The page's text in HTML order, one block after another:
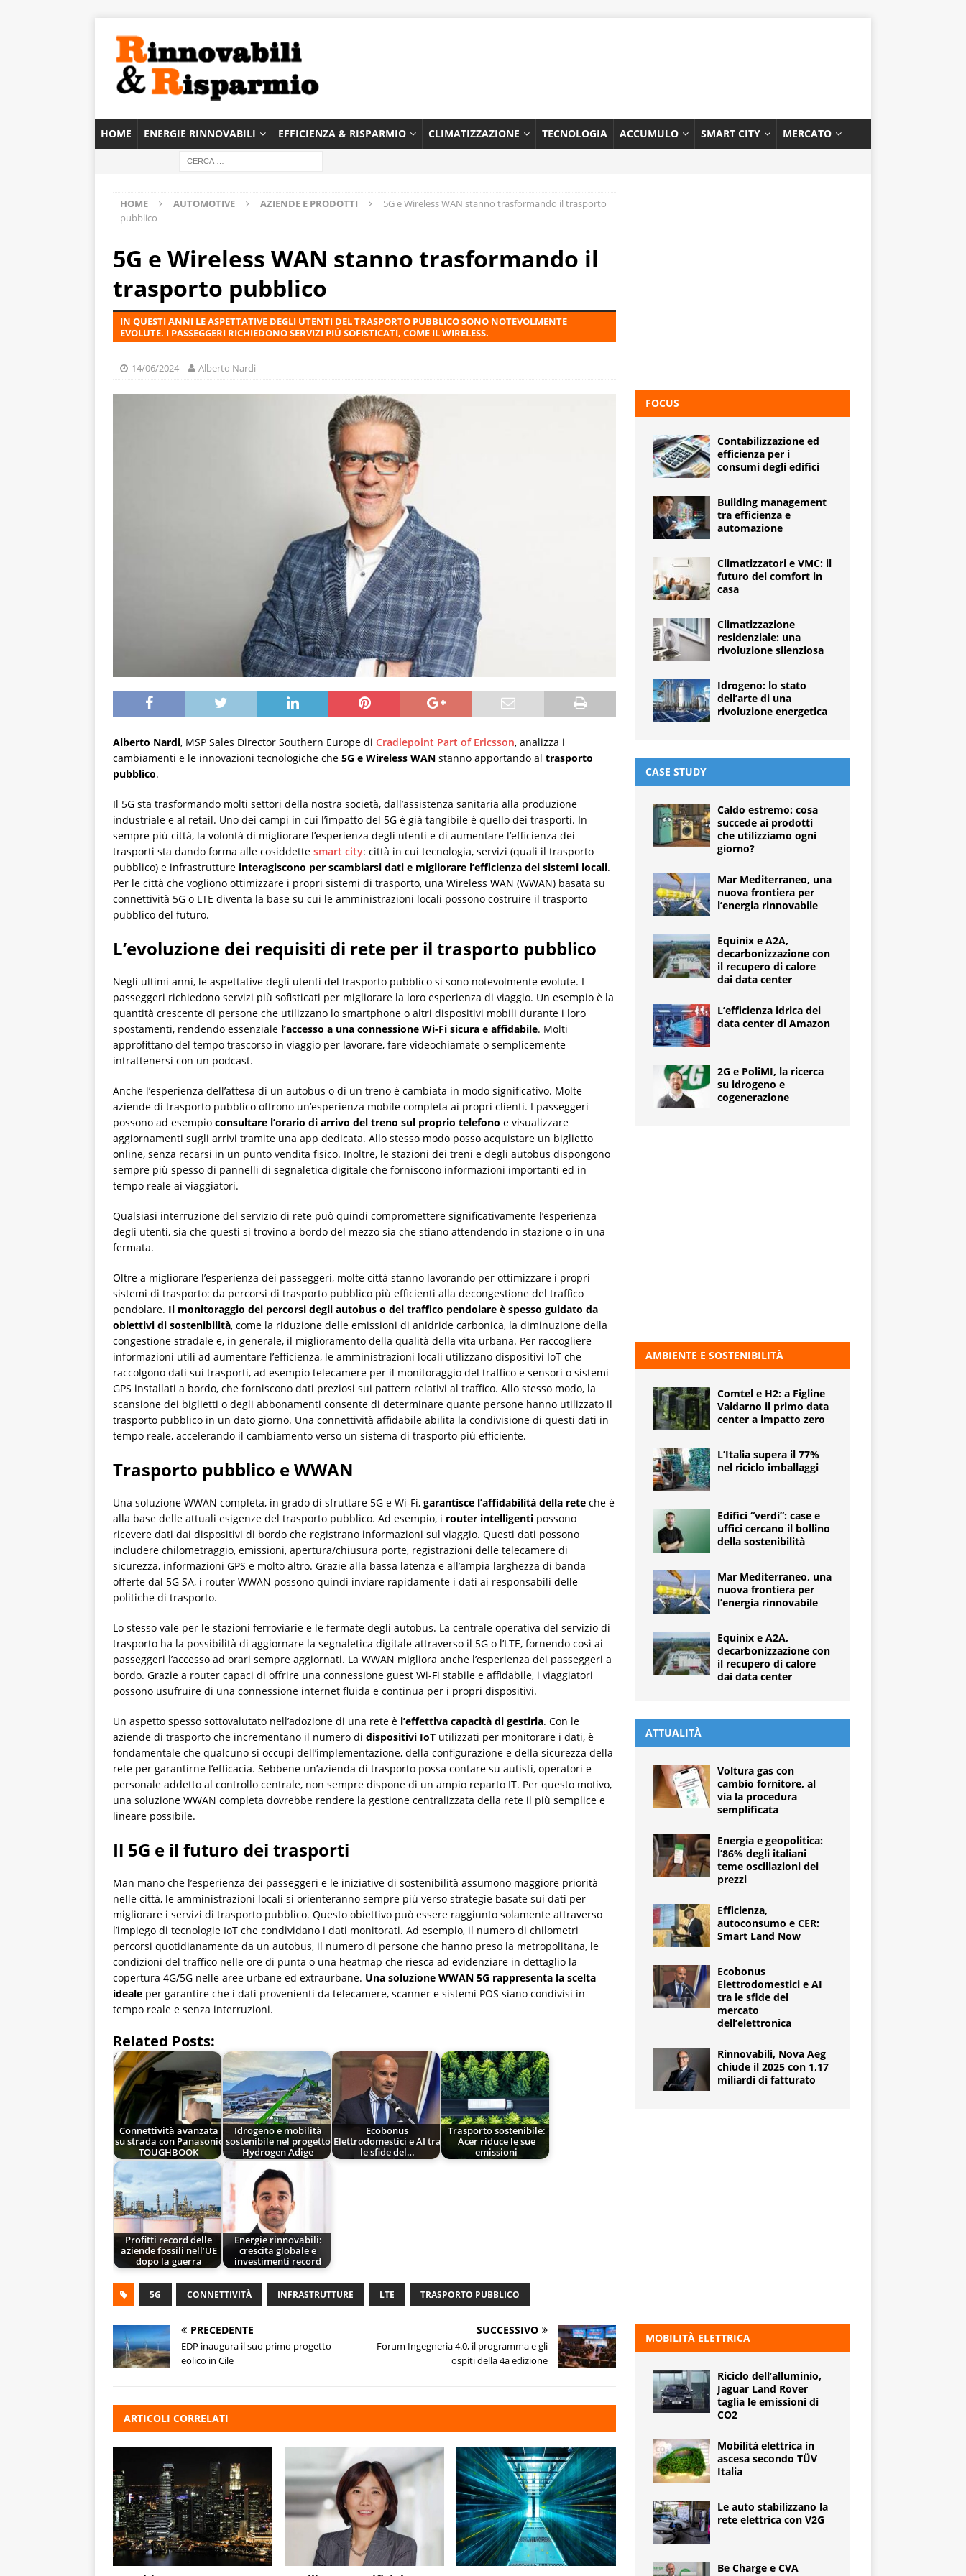
HOME ENERGIE RINNOVABILI EFFICIENZA & RISPARMIO CLIMATIZZAZIONE TECNOLOGIA ACCUMULO SMART CITY MERCATO
HOME AUTOMOTIVE AZIENDE E PRODOTTI
5G e Wireless WAN stanno trasformando il trasporto
pubblico
5G e Wireless WAN stanno trasformando il
trasporto pubblico
IN QUESTI ANNI LE ASPETTATIVE DEGLI UTENTI DEL TRASPORTO PUBBLICO SONO NOTEVOLMENTE
EVOLUTE. I PASSEGGERI RICHIEDONO SERVIZI PIÙ SOFISTICATI, COME IL WIRELESS.
14/06/2024 Alberto Nardi
Alberto Nardi, MSP Sales Director Southern Europe di Cradlepoint Part of Ericsson, analizza i
cambiamenti e le innovazioni tecnologiche che 5G e Wireless WAN stanno apportando al trasporto
pubblico.
Il 5G sta trasformando molti settori della nostra società, dall’assistenza sanitaria alla produzione
industriale e al retail. Uno dei campi in cui l’impatto del 5G è già tangibile è quello dei trasporti. In
sempre più città, la volontà di migliorare l’esperienza degli utenti e di aumentare l’efficienza dei
trasporti sta dando forma alle cosiddette smart city: città in cui tecnologia, servizi (quali il trasporto
pubblico) e infrastrutture interagiscono per scambiarsi dati e migliorare l’efficienza dei sistemi locali.
Per le città che vogliono ottimizzare i propri sistemi di trasporto, una Wireless WAN (WWAN) basata su
connettività 5G o LTE diventa la base su cui le amministrazioni locali possono costruire il trasporto
pubblico del futuro.
L’evoluzione dei requisiti di rete per il trasporto pubblico
Negli ultimi anni, le aspettative degli utenti del trasporto pubblico si sono notevolmente evolute. I
passeggeri richiedono servizi più sofisticati per migliorare la loro esperienza di viaggio. Un esempio è la
quantità crescente di persone che utilizzano lo smartphone o altri dispositivi mobili durante i loro
spostamenti, rendendo essenziale l’accesso a una connessione Wi-Fi sicura e affidabile. Molti
approfittano del tempo trascorso in viaggio per lavorare, fare videochiamate o semplicemente
intrattenersi con un podcast.
Anche l’esperienza dell’attesa di un autobus o di un treno è cambiata in modo significativo. Molte
aziende di trasporto pubblico offrono un’esperienza mobile completa ai propri clienti. I passeggeri
possono ad esempio consultare l’orario di arrivo del treno sul proprio telefono e visualizzare
aggiornamenti sugli arrivi tramite una app dedicata. Allo stesso modo posso acquistare un biglietto
online, senza recarsi in un punto vendita fisico. Inoltre, le stazioni dei treni e degli autobus dispongono
sempre più spesso di pannelli di segnaletica digitale che forniscono informazioni importanti ed in
tempo reale ai viaggiatori.
Qualsiasi interruzione del servizio di rete può quindi compromettere significativamente l’esperienza
degli utenti, sia che questi si trovino a bordo del mezzo sia che stiano attendendo in stazione o in una
fermata.
Oltre a migliorare l’esperienza dei passeggeri, molte città stanno lavorando per ottimizzare i propri
sistemi di trasporto: da percorsi di trasporto pubblico più efficienti alla decongestione del traffico
pendolare. Il monitoraggio dei percorsi degli autobus o del traffico pendolare è spesso guidato da
obiettivi di sostenibilità, come la riduzione delle emissioni di anidride carbonica, la diminuzione della
congestione stradale e, in generale, il miglioramento della qualità della vita urbana. Per raccogliere
informazioni utili ad aumentare l’efficienza, le amministrazioni locali utilizzano dispositivi IoT che
raccolgono dati sui trasporti, ad esempio telecamere per il monitoraggio del traffico e sensori o sistemi
GPS installati a bordo, che forniscono dati preziosi sui pattern relativi al traffico. Allo stesso modo, la
scansione dei biglietti o degli abbonamenti consente di determinare quante persone hanno utilizzato il
trasporto pubblico in un dato giorno. Una connettività affidabile abilita la condivisione di questi dati in
tempo reale, accelerando il cambiamento verso un sistema di trasporto più efficiente.
Trasporto pubblico e WWAN
Una soluzione WWAN completa, in grado di sfruttare 5G e Wi-Fi, garantisce l’affidabilità della rete che è
alla base delle attuali esigenze del trasporto pubblico. Ad esempio, i router intelligenti possono
ricevere dati dai dispositivi di bordo che registrano informazioni sul viaggio. Questi dati possono
includere chilometraggio, emissioni, apertura/chiusura porte, registrazioni delle telecamere di
sicurezza, informazioni GPS e molto altro. Grazie alla bassa latenza e all’ampia larghezza di banda
offerte dal 5G SA, i router WWAN possono quindi inviare rapidamente i dati ai responsabili delle
politiche di trasporto.
Lo stesso vale per le stazioni ferroviarie e le fermate degli autobus. La centrale operativa del servizio di
trasporto ha la possibilità di aggiornare la segnaletica digitale attraverso il 5G o l’LTE, fornendo così ai
passeggeri l’accesso ad orari sempre aggiornati. La WWAN migliora anche l’esperienza dei passeggeri a
bordo. Grazie a router capaci di offrire una connessione guest Wi-Fi stabile e affidabile, i viaggiatori
possono usufruire di una connessione internet fluida e continua per i propri dispositivi.
Un aspetto spesso sottovalutato nell’adozione di una rete è l’effettiva capacità di gestirla. Con le
aziende di trasporto che incrementano il numero di dispositivi IoT utilizzati per monitorare i dati, è
fondamentale che qualcuno si occupi dell’implementazione, della configurazione e della sicurezza della
rete per garantirne l’efficacia. Sebbene un’azienda di trasporto possa contare su autisti, operatori e
personale addetto al controllo centrale, non sempre dispone di un ampio reparto IT. Per questo motivo,
una soluzione WWAN completa dovrebbe rendere la gestione centralizzata della rete il più semplice e
lineare possibile.
Il 5G e il futuro dei trasporti
Man mano che l’esperienza dei passeggeri e le iniziative di sostenibilità assumono maggiore priorità
nelle città, le amministrazioni locali si orienteranno sempre più verso strategie basate sui dati per
migliorare i servizi di trasporto pubblico. Questo obiettivo può essere raggiunto solamente attraverso
l’impiego di tecnologie IoT che condividano i dati monitorati. Ad esempio, il numero di chilometri
percorsi quotidianamente da un autobus, il numero di persone che hanno preso la metropolitana, le
condizioni del traffico nelle ore di punta o una heatmap che riesca ad evidenziare in dettaglio la
copertura 4G/5G nelle aree urbane ed extraurbane. Una soluzione WWAN 5G rappresenta la scelta
ideale per garantire che i dati provenienti da telecamere, scanner e sistemi POS siano condivisi in
tempo reale e senza interruzioni.
Related Posts:
Connettività avanzata
su strada con Panasonic
TOUGHBOOK
Idrogeno e mobilità
sostenibile nel progetto
Hydrogen Adige
Ecobonus
Elettrodomestici e AI tra
le sfide del…
Trasporto sostenibile:
Acer riduce le sue
emissioni
Profitti record delle
aziende fossili nell’UE
dopo la guerra
Energie rinnovabili:
crescita globale e
investimenti record
5G CONNETTIVITÀ INFRASTRUTTURE LTE TRASPORTO PUBBLICO
PRECEDENTE
EDP inaugura il suo primo progetto
eolico in Cile
SUCCESSIVO
Forum Ingegneria 4.0, il programma e gli
ospiti della 4a edizione
ARTICOLI CORRELATI
FOCUS
Contabilizzazione ed
efficienza per i
consumi degli edifici
Building management
tra efficienza e
automazione
Climatizzatori e VMC: il
futuro del comfort in
casa
Climatizzazione
residenziale: una
rivoluzione silenziosa
Idrogeno: lo stato
dell’arte di una
rivoluzione energetica
CASE STUDY
Caldo estremo: cosa
succede ai prodotti
che utilizziamo ogni
giorno?
Mar Mediterraneo, una
nuova frontiera per
l’energia rinnovabile
Equinix e A2A,
decarbonizzazione con
il recupero di calore
dai data center
L’efficienza idrica dei
data center di Amazon
2G e PoliMI, la ricerca
su idrogeno e
cogenerazione
AMBIENTE E SOSTENIBILITÀ
Comtel e H2: a Figline
Valdarno il primo data
center a impatto zero
L’Italia supera il 77%
nel riciclo imballaggi
Edifici “verdi”: case e
uffici cercano il bollino
della sostenibilità
Mar Mediterraneo, una
nuova frontiera per
l’energia rinnovabile
Equinix e A2A,
decarbonizzazione con
il recupero di calore
dai data center
ATTUALITÀ
Voltura gas con
cambio fornitore, al
via la procedura
semplificata
Energia e geopolitica:
l’86% degli italiani
teme oscillazioni dei
prezzi
Efficienza,
autoconsumo e CER:
Smart Land Now
Ecobonus
Elettrodomestici e AI
tra le sfide del
mercato
dell’elettronica
Rinnovabili, Nova Aeg
chiude il 2025 con 1,17
miliardi di fatturato
MOBILITÀ ELETTRICA
Riciclo dell’alluminio,
Jaguar Land Rover
taglia le emissioni di
CO2
Mobilità elettrica in
ascesa secondo TÜV
Italia
Le auto stabilizzano la
rete elettrica con V2G
Be Charge e CVA